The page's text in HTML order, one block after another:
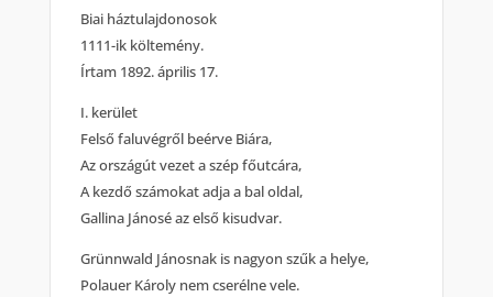
Biai háztulajdonosok
1111-ik költemény.
Írtam 1892. április 17.
I. kerület
Felső faluvégről beérve Biára,
Az országút vezet a szép főutcára,
A kezdő számokat adja a bal oldal,
Gallina Jánosé az első kisudvar.
Grünnwald Jánosnak is nagyon szűk a helye,
Polauer Károly nem cserélne vele.